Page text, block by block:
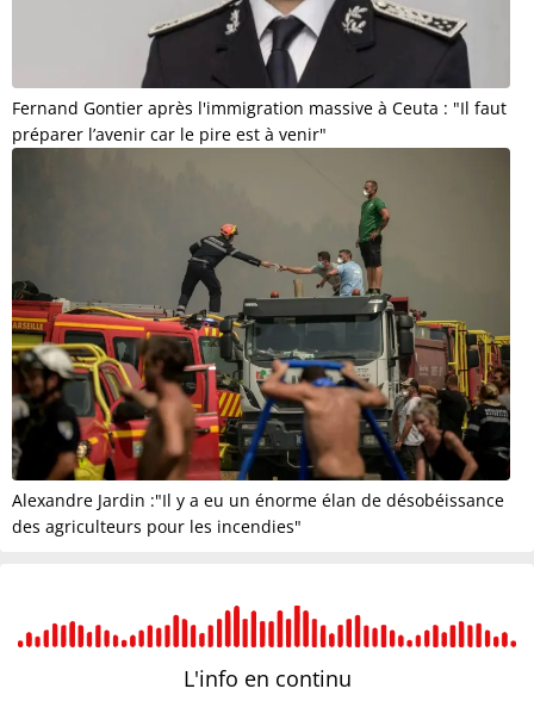
Fernand Gontier après l'immigration massive à Ceuta : "Il faut
préparer l’avenir car le pire est à venir"
Alexandre Jardin :"Il y a eu un énorme élan de désobéissance
des agriculteurs pour les incendies"
L'info en continu